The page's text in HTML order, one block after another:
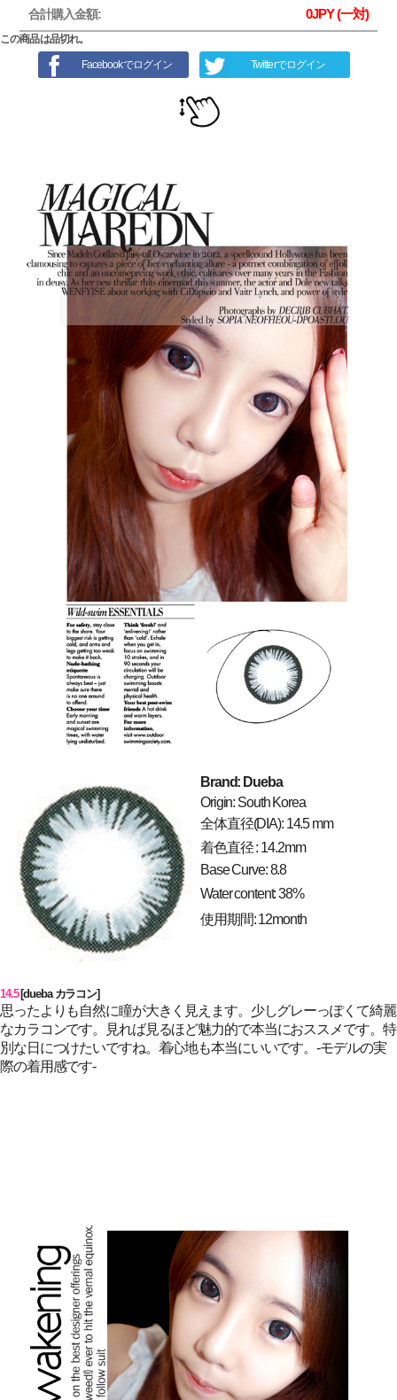
合計購入金額: 0JPY (一対)
この商品は品切れ。
Facebookでログイン Twitterでログイン
Brand: Dueba
Origin: South Korea
全体直径(DIA): 14.5 mm
着色直径 : 14.2mm
Base Curve: 8.8
Water content: 38%
使用期間: 12month
14.5[dueba カラコン]
思ったよりも自然に瞳が大きく見えます。少しグレーっぽくて綺麗
なカラコンです。見れば見るほど魅力的で本当におススメです。特
別な日につけたいですね。着心地も本当にいいです。-モデルの実
際の着用感です-